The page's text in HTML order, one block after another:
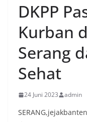
DKPP
Kurban
Serang
Sehat
24 Juni 2023 admin